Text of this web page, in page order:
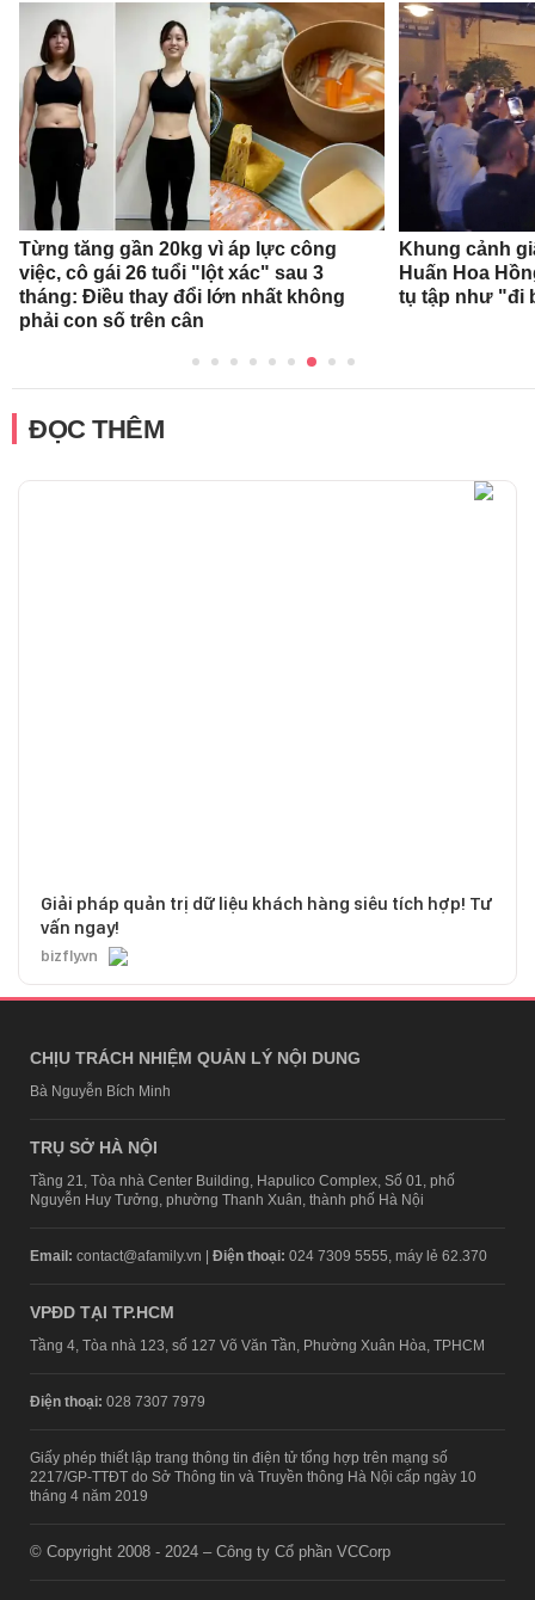
Từng tăng gần 20kg vì áp lực công
việc, cô gái 26 tuổi "lột xác" sau 3
tháng: Điều thay đổi lớn nhất không
phải con số trên cân
Khung cảnh
Huấn Hoa
tụ tập như "đi
ĐỌC THÊM
Giải pháp quản trị dữ liệu khách hàng siêu tích hợp! Tư
vấn ngay!
bizfly.vn
CHỊU TRÁCH NHIỆM QUẢN LÝ NỘI DUNG
Bà Nguyễn Bích Minh
TRỤ SỞ HÀ NỘI
Tầng 21, Tòa nhà Center Building, Hapulico Complex, Số 01, phố
Nguyễn Huy Tưởng, phường Thanh Xuân, thành phố Hà Nội
Email: contact@afamily.vn | Điện thoại: 024 7309 5555, máy lẻ 62.370
VPĐD TẠI TP.HCM
Tầng 4, Tòa nhà 123, số 127 Võ Văn Tần, Phường Xuân Hòa, TPHCM
Điện thoại: 028 7307 7979
Giấy phép thiết lập trang thông tin điện tử tổng hợp trên mạng số
2217/GP-TTĐT do Sở Thông tin và Truyền thông Hà Nội cấp ngày 10
tháng 4 năm 2019
© Copyright 2008 - 2024 – Công ty Cổ phần VCCorp